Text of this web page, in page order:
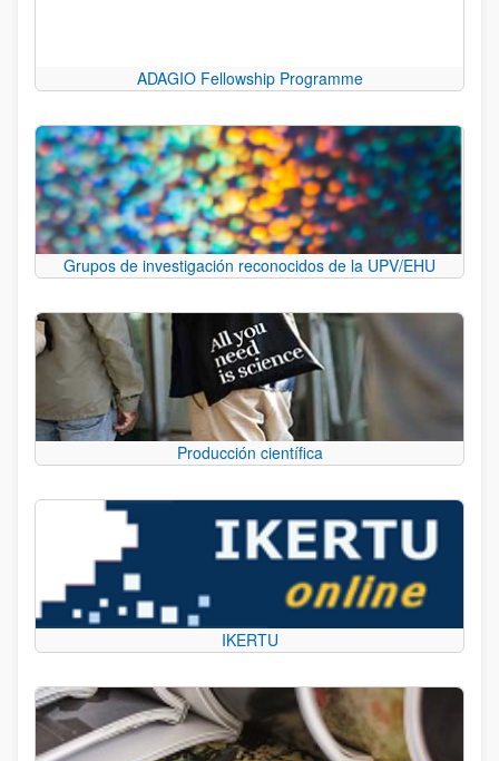
ADAGIO Fellowship Programme
Grupos de investigación reconocidos de la UPV/EHU
Producción científica
IKERTU